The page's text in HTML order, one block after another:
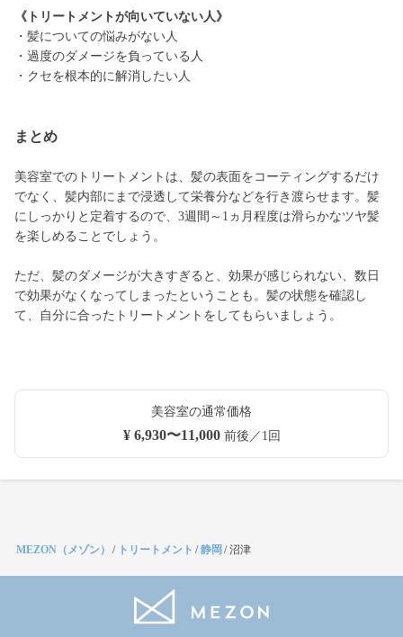
《トリートメントが向いていない人》
・髪についての悩みがない人
・過度のダメージを負っている人
・クセを根本的に解消したい人
まとめ
美容室でのトリートメントは、髪の表面をコーティングするだけ
でなく、髪内部にまで浸透して栄養分などを行き渡らせます。髪
にしっかりと定着するので、3週間～1ヵ月程度は滑らかなツヤ髪
を楽しめることでしょう。
ただ、髪のダメージが大きすぎると、効果が感じられない、数日
で効果がなくなってしまったということも。髪の状態を確認し
て、自分に合ったトリートメントをしてもらいましょう。
美容室の通常価格
¥ 6,930〜11,000前後／1回
MEZON（メゾン） / トリートメント /静岡 /沼津